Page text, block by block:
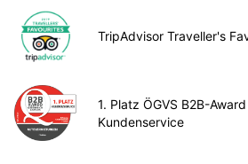
TripAdvisor Traveller's
1. Platz ÖGVS B2B-
Kundenservice